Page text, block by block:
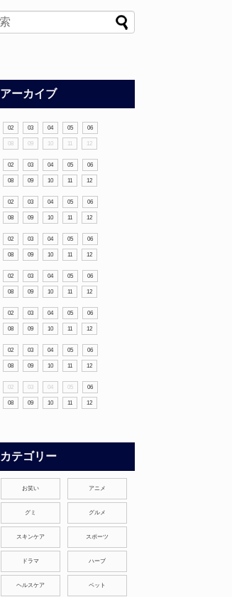
アーカイブ
02 03 04 05 06
08 09 10 11 12
02 03 04 05 06
08 09 10 11 12
02 03 04 05 06
08 09 10 11 12
02 03 04 05 06
08 09 10 11 12
02 03 04 05 06
08 09 10 11 12
02 03 04 05 06
08 09 10 11 12
02 03 04 05 06
08 09 10 11 12
02 03 04 05 06
08 09 10 11 12
カテゴリー
お笑い アニメ
グミ グルメ
スキンケア スポーツ
ドラマ ハーブ
ヘルスケア ペット